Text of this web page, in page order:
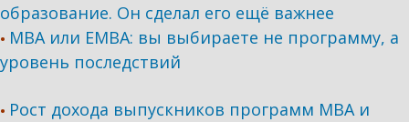
образование. Он сделал его ещё важнее
• MBA или EMBA: вы выбираете не программу, а
уровень последствий
• Рост дохода выпускников программ МВА и